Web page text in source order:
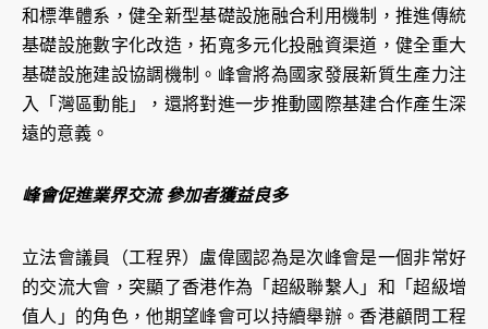
和標準體系，健全新型基礎設施融合利用機制，推進傳統
基礎設施數字化改造，拓寬多元化投融資渠道，健全重大
基礎設施建設協調機制。峰會將為國家發展新質生產力注
入「灣區動能」，還將對進一步推動國際基建合作產生深
遠的意義。
峰會促進業界交流 參加者獲益良多
立法會議員（工程界）盧偉國認為是次峰會是一個非常好
的交流大會，突顯了香港作為「超級聯繫人」和「超級增
值人」的角色，他期望峰會可以持續舉辦。香港顧問工程